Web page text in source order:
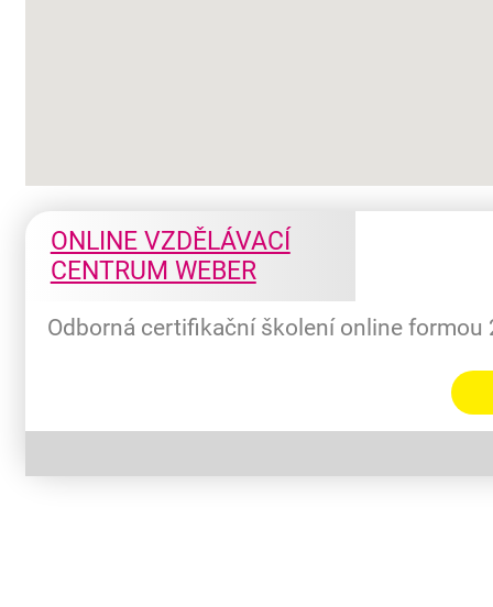
ONLINE VZDĚLÁVACÍ
CENTRUM WEBER
Odborná certifikační školení online formou